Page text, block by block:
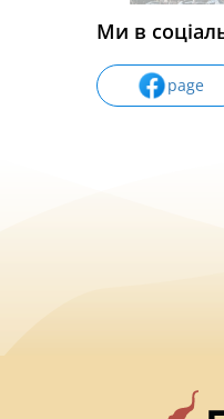
Ми в
page